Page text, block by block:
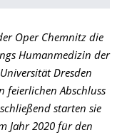
Oper Chemnitz die
Humanmedizin der
Dresden
feierlichen Abschluss
starten sie
Jahr 2020 für den